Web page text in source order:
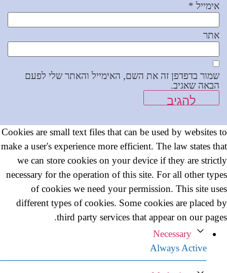
אימייל *
אתר
שמור בדפדפן זה את השם, האימייל והאתר שלי לפעם
הבאה שאגיב.
Cookies are small text files that can be used by websites to
make a user's experience more efficient. The law states that
we can store cookies on your device if they are strictly
necessary for the operation of this site. For all other types
of cookies we need your permission. This site uses
different types of cookies. Some cookies are placed by
third party services that appear on our pages.
Necessary
Always Active